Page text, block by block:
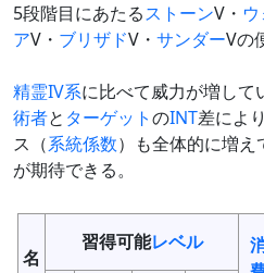
5段階目にあたるストーンV・
アV・ ブリザドV・ サンダーVの
精霊IV系に比べて威力が増して
術者と ターゲットのINT差によ
ス（系統係数）も全体的に増
が期待できる。
名
習得可能レベル